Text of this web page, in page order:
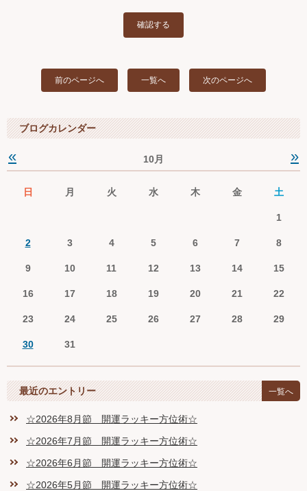
前のページへ 一覧へ 次のページへ
ブログカレンダー
« 10月 »
日 月 火 水 木 金 土
1
2 3 4 5 6 7 8
9 10 11 12 13 14 15
16 17 18 19 20 21 22
23 24 25 26 27 28 29
30 31
最近のエントリー 一覧へ
☆2026年8月節 開運ラッキー方位術☆
☆2026年7月節 開運ラッキー方位術☆
☆2026年6月節 開運ラッキー方位術☆
☆2026年5月節 開運ラッキー方位術☆